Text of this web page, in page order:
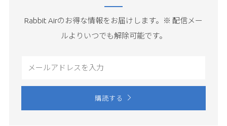
稿
稿
Rabbit Airのお得な情報をお届けします。※ 配信メー
ルよりいつでも解除可能です。
購読する